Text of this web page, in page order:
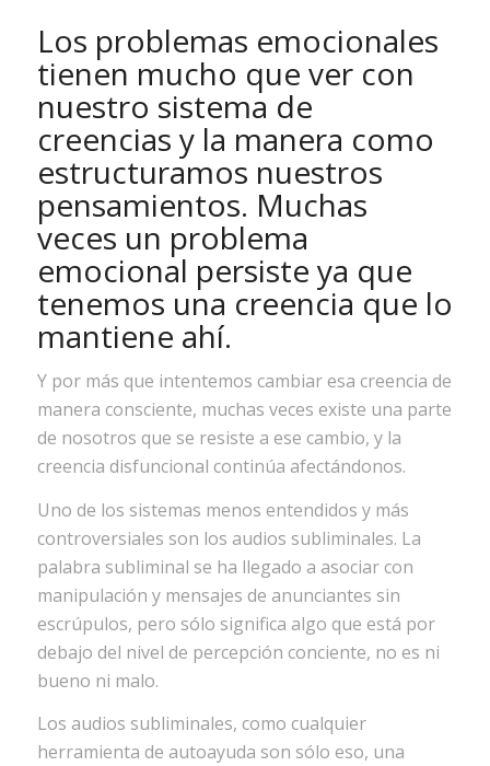
Los problemas emocionales
tienen mucho que ver con
nuestro sistema de
creencias y la manera como
estructuramos nuestros
pensamientos. Muchas
veces un problema
emocional persiste ya que
tenemos una creencia que lo
mantiene ahí.
Y por más que intentemos cambiar esa creencia de
manera consciente, muchas veces existe una parte
de nosotros que se resiste a ese cambio, y la
creencia disfuncional continúa afectándonos.
Uno de los sistemas menos entendidos y más
controversiales son los audios subliminales. La
palabra subliminal se ha llegado a asociar con
manipulación y mensajes de anunciantes sin
escrúpulos, pero sólo significa algo que está por
debajo del nivel de percepción conciente, no es ni
bueno ni malo.
Los audios subliminales, como cualquier
herramienta de autoayuda son sólo eso, una